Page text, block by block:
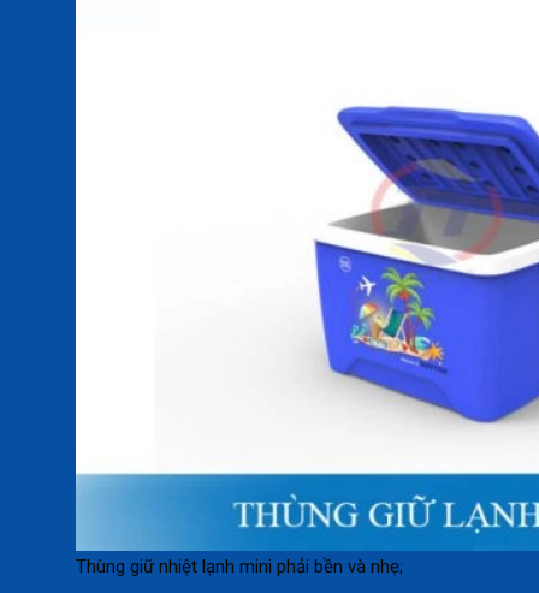
Thùng giữ nhiệt lạnh mini phải bền và nhẹ;